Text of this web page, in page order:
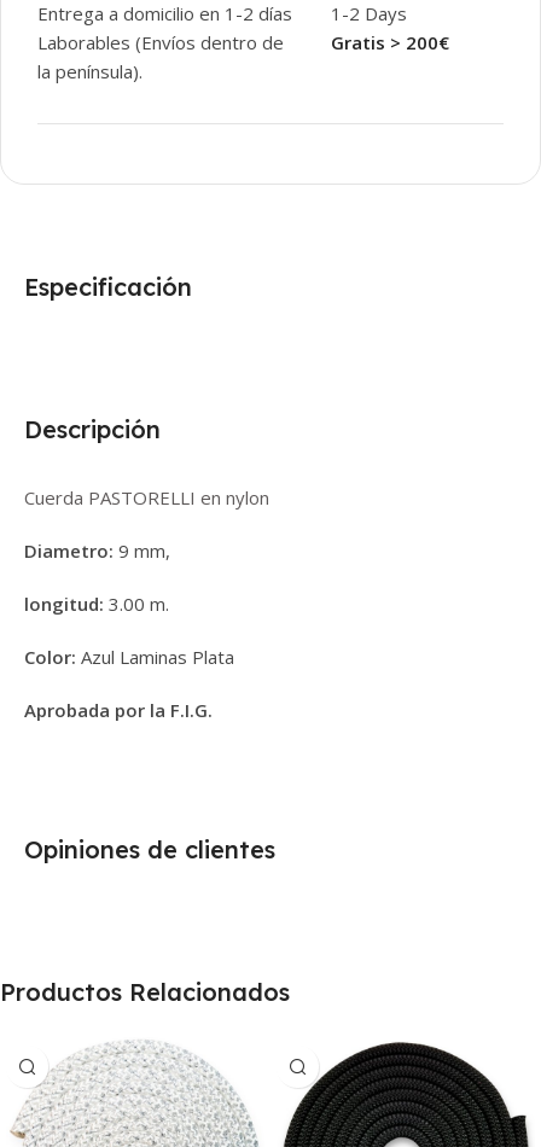
Entrega a domicilio en 1-2 días
Laborables (Envíos dentro de
la península).
1-2 Days
Gratis > 200€
Descripción
Cuerda PASTORELLI en nylon
Diametro: 9 mm,
longitud: 3.00 m.
Color: Azul Laminas Plata
Aprobada por la F.I.G.
Especificación
Opiniones de clientes
Productos Relacionados